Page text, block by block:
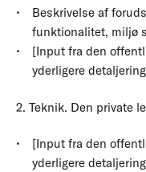
Beskrivelse af
funktionalitet, miljø
[Input fra den
yderligere
2. Teknik. Den private
[Input fra den
yderligere